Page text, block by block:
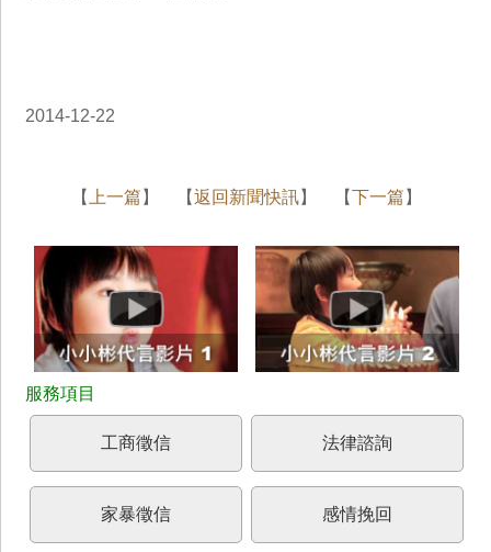
2014-12-22
【 上一篇 】 【返回新聞快訊】 【下一篇 】
工商徵信 法律諮詢
家暴徵信 感情挽回